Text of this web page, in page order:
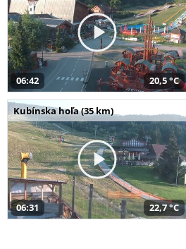
06:42 20,5 °C
Kubínska hoľa (35 km)
06:31 22,7 °C